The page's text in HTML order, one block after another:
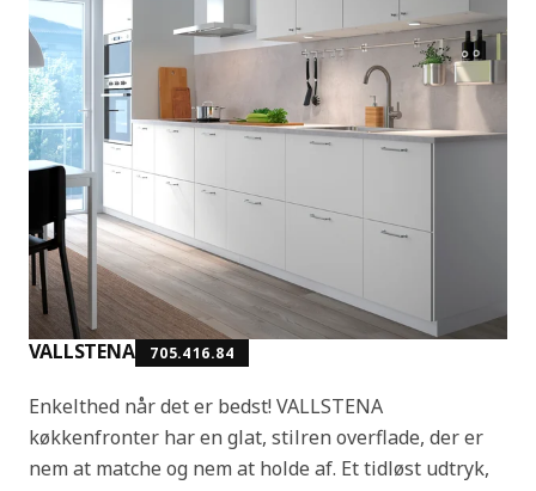
VALLSTENA 705.416.84
Enkelthed når det er bedst! VALLSTENA
køkkenfronter har en glat, stilren overflade, der er
nem at matche og nem at holde af. Et tidløst udtryk,